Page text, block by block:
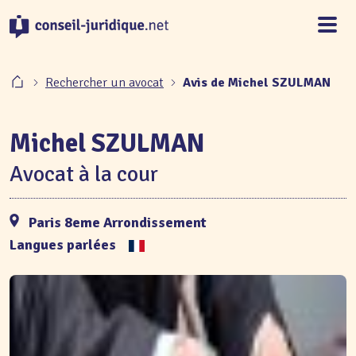
Rechercher un avocat Avis de Michel SZULMAN
Michel SZULMAN
Avocat à la cour
Paris 8eme Arrondissement
Langues parlées